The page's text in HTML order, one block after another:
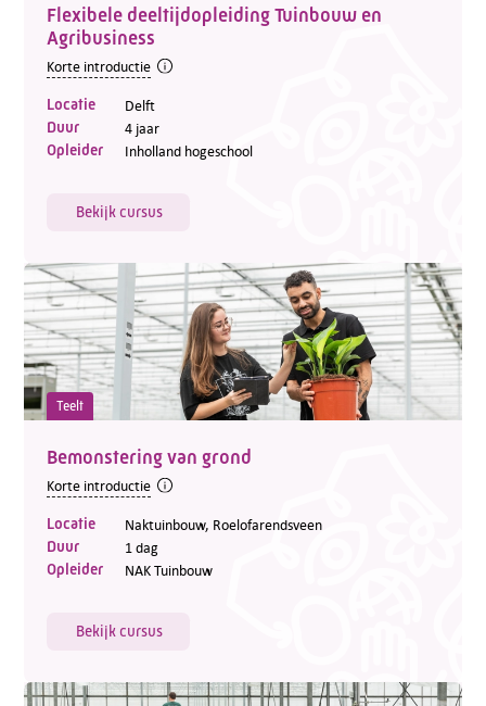
Flexibele deeltijdopleiding Tuinbouw en
Agribusiness
Korte introductie
Locatie Delft
Duur 4 jaar
Opleider Inholland hogeschool
Bekijk cursus
Teelt
Bemonstering van grond
Korte introductie
Locatie Naktuinbouw, Roelofarendsveen
Duur 1 dag
Opleider NAK Tuinbouw
Bekijk cursus